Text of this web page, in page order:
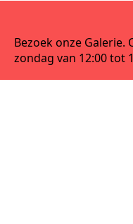
Bezoek onze Galerie.
zondag van 12:00 tot